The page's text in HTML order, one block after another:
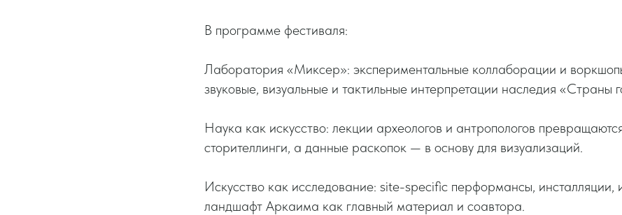
В программе фестиваля:
Лаборатория «Миксер»: экспериментальные коллаборации и
звуковые, визуальные и тактильные интерпретации наследия «Страны
Наука как искусство: лекции археологов и антропологов
сторителлинги, а данные раскопок — в основу для визуализаций.
Искусство как исследование: site-specific перформансы, инсталляции,
ландшафт Аркаима как главный материал и соавтора.